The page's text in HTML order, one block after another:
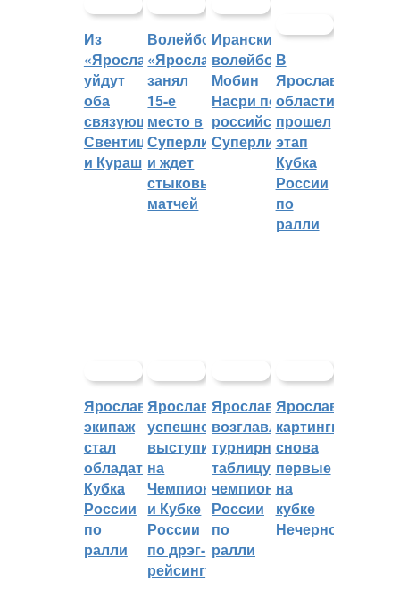
Из
«Ярославича»
уйдут
оба
связующих:
Свентицкис
и Кураш
Волейбольный
«Ярославич»
занял
15-е
место в
Суперлиге
и ждет
стыковых
матчей
Иранский
волейболист
Мобин
Насри покинет
российскую
Суперлигу
В
Ярославской
области
прошел
этап
Кубка
России
по
ралли
Ярославский
экипаж
стал
обладателем
Кубка
России
по
ралли
Ярославцы
успешно
выступили
на
Чемпионате
и Кубке
России
по дрэг-
рейсингу
Ярославцы
возглавляют
турнирную
таблицу
чемпионата
России
по
ралли
Ярославские
картингисты
снова
первые
на
кубке
Нечерноземья